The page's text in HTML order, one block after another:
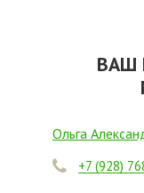
ВАШ
Ольга
+7 (928)